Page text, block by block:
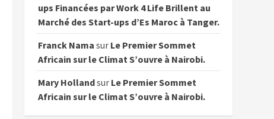
ups Financées par Work 4 Life Brillent au
Marché des Start-ups d’Es Maroc à Tanger.
Franck Nama sur Le Premier Sommet
Africain sur le Climat S’ouvre à Nairobi.
Mary Hollandsur Le Premier Sommet
Africain sur le Climat S’ouvre à Nairobi.